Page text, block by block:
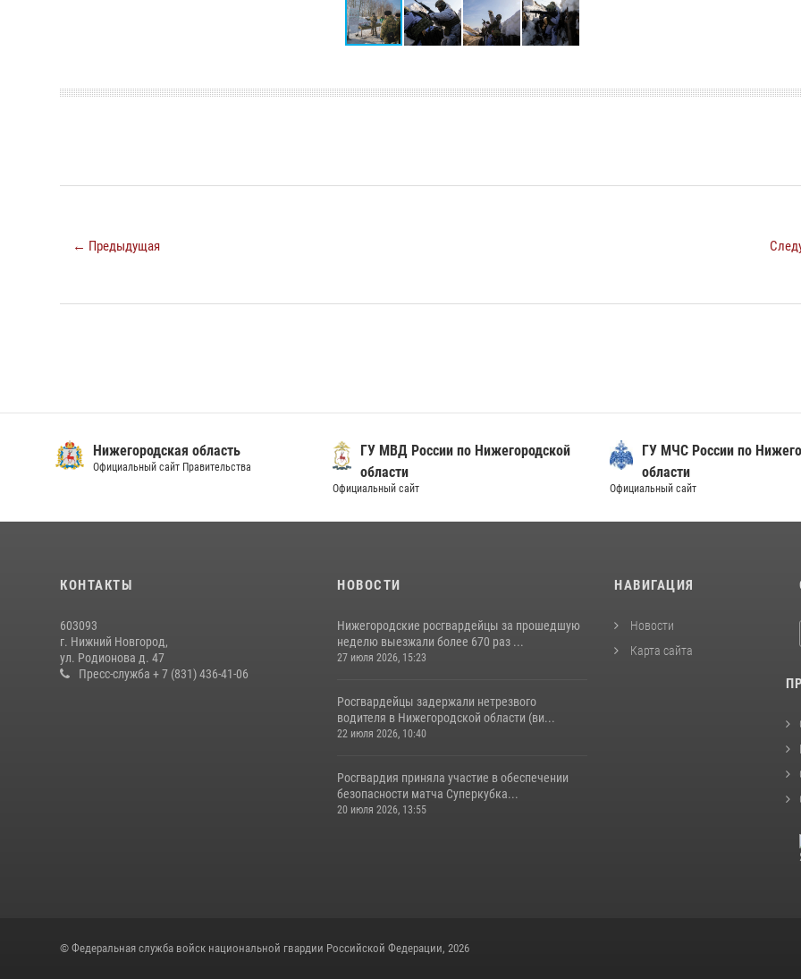
← Предыдущая
Нижегородская область
Официальный сайт Правительства
ГУ МВД России по Нижегородской
области
Официальный сайт
ГУ МЧС России по
области
Официальный сайт
КОНТАКТЫ
603093
г. Нижний Новгород,
ул. Родионова д. 47
Пресс-служба + 7 (831) 436-41-06
НОВОСТИ
Нижегородские росгвардейцы за прошедшую
неделю выезжали более 670 раз ...
27 июля 2026, 15:23
Росгвардейцы задержали нетрезвого
водителя в Нижегородской области (ви...
22 июля 2026, 10:40
Росгвардия приняла участие в обеспечении
безопасности матча Суперкубка...
20 июля 2026, 13:55
НАВИГАЦИЯ
Новости
Карта сайта
© Федеральная служба войск национальной гвардии Российской Федерации, 2026